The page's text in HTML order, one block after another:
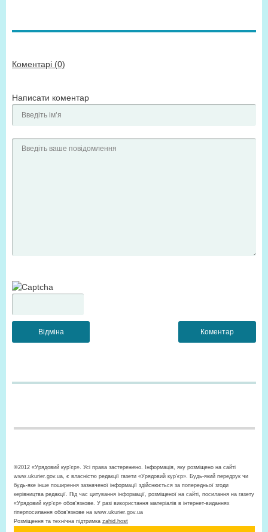
Коментарі (0)
Написати коментар
©2012 «Урядовий кур’єр». Усі права застережено. Інформація, яку розміщено на сайті
www.ukurier.gov.ua, є власністю редакції газети «Урядовий кур'єр». Будь-який передрук чи
будь-яке інше поширення зазначеної інформації здійснюється за попередньої згоди
керівництва редакції. Під час цитування інформації, розміщеної на сайті, посилання на газету
«Урядовий кур’єр» обов'язкове. У разі використання матеріалів в інтернет-виданнях
гіперпосилання обов’язкове на www.ukurier.gov.ua
Розміщення та технічна підтримка zahid.host